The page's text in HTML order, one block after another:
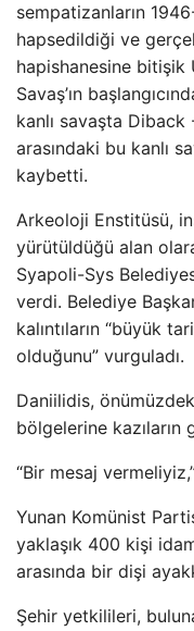
sempatizanların
hapsedildiği ve
hapishanesine bitişik
Savaş’ın
kanlı savaşta Diback
arasındaki bu kanlı
kaybetti.
Arkeoloji Enstitüsü,
yürütüldüğü alan
Syapoli-Sys
verdi. Belediye
kalıntıların “büyük
olduğunu” vurguladı.
Daniilidis,
bölgelerine kazıların
“Bir mesaj
Yunan Komünist
yaklaşık 400 kişi
arasında bir dişi
Şehir yetkilileri,